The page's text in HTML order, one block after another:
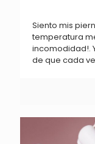
Siento mis
temperatura
incomodidad!.
de que cada